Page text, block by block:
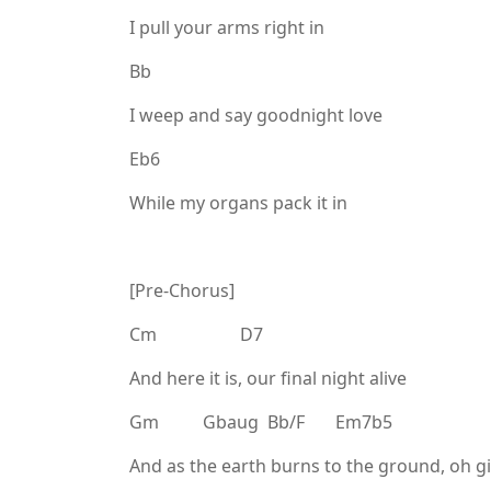
I pull your arms right in
Bb
I weep and say goodnight love
Eb6
While my organs pack it in
[Pre-Chorus]
Cm D7
And here it is, our final night alive
Gm Gbaug Bb/F Em7b5
And as the earth burns to the ground, oh